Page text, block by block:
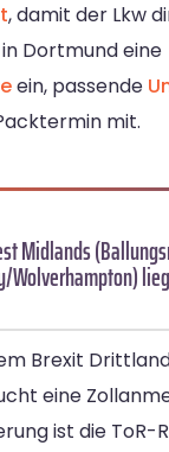
, damit der Lkw
Dortmund eine
ein, passende
mit.
Midlands
Wolverhampton)
Brexit
eine
ist die ToR-